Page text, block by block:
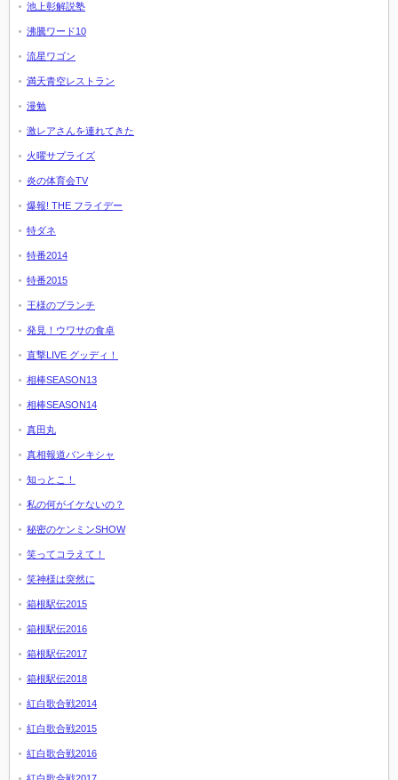
池上彰解説塾
沸騰ワード10
流星ワゴン
満天青空レストラン
漫勉
激レアさんを連れてきた
火曜サプライズ
炎の体育会TV
爆報! THE フライデー
特ダネ
特番2014
特番2015
王様のブランチ
発見！ウワサの食卓
直撃LIVE グッディ！
相棒SEASON13
相棒SEASON14
真田丸
真相報道バンキシャ
知っとこ！
私の何がイケないの？
秘密のケンミンSHOW
笑ってコラえて！
笑神様は突然に
箱根駅伝2015
箱根駅伝2016
箱根駅伝2017
箱根駅伝2018
紅白歌合戦2014
紅白歌合戦2015
紅白歌合戦2016